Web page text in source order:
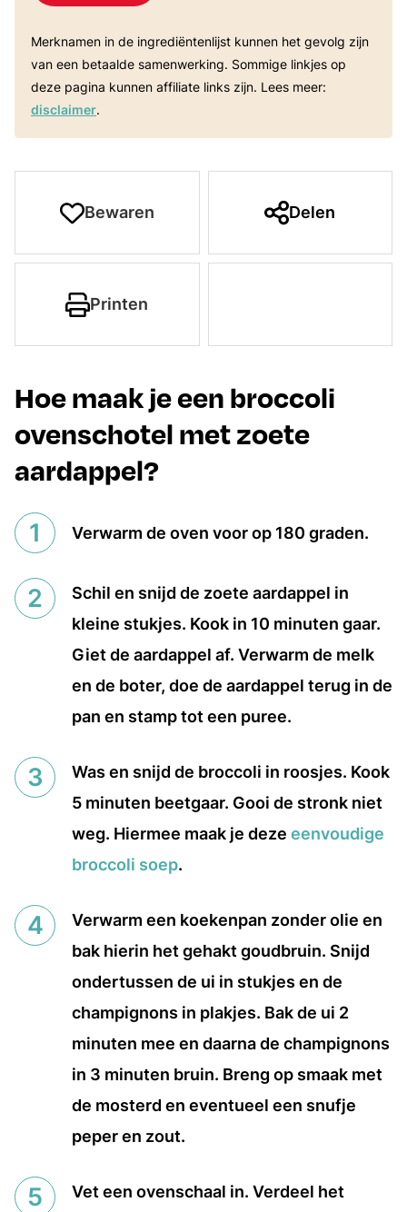
Merknamen in de ingrediëntenlijst kunnen het gevolg zijn
van een betaalde samenwerking. Sommige linkjes op
deze pagina kunnen affiliate links zijn. Lees meer:
disclaimer.
Bewaren Delen
Printen
Hoe maak je een broccoli
ovenschotel met zoete
aardappel?
Verwarm de oven voor op 180 graden.
Schil en snijd de zoete aardappel in
kleine stukjes. Kook in 10 minuten gaar.
Giet de aardappel af. Verwarm de melk
en de boter, doe de aardappel terug in de
pan en stamp tot een puree.
Was en snijd de broccoli in roosjes. Kook
5 minuten beetgaar. Gooi de stronk niet
weg. Hiermee maak je deze eenvoudige
broccoli soep.
Verwarm een koekenpan zonder olie en
bak hierin het gehakt goudbruin. Snijd
ondertussen de ui in stukjes en de
champignons in plakjes. Bak de ui 2
minuten mee en daarna de champignons
in 3 minuten bruin. Breng op smaak met
de mosterd en eventueel een snufje
peper en zout.
Vet een ovenschaal in. Verdeel het